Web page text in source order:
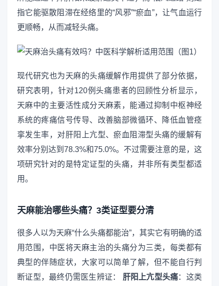
指它能驱散阻滞在经络里的“风邪”“瘀血”，让气血运行
更顺畅，从而减轻头痛。
现代研究也为天麻的头痛缓解作用提供了部分依据，
研究表明，针对120例头痛患者的回顾性分析显示，
天麻中的主要活性成分天麻素，能通过抑制中枢神经
系统的疼痛信号传导、改善脑部微循环、降低血管痉
挛发生率，对肝阳上亢型、瘀血阻滞型头痛的缓解有
效率分别达到78.3%和75.0%。不过需要注意的是，这
项研究针对的是特定证型的头痛，并非所有类型都适
用。
天麻能治哪些头痛？3类证型要分清
很多人以为天麻“什么头痛都能治”，其实它有明确的适
用范围，中医将天麻主治的头痛分为三类，每类都有
典型的伴随症状，大家可以简单了解，但不能自行判
断证型，最终仍需医生辨证： 肝阳上亢型头痛：这类